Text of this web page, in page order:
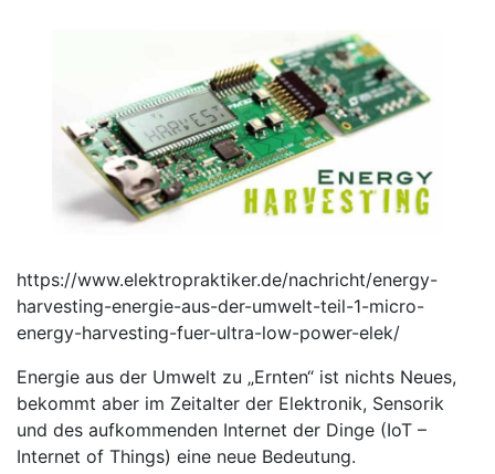
https://www.elektropraktiker.de/nachricht/energy-
harvesting-energie-aus-der-umwelt-teil-1-micro-
energy-harvesting-fuer-ultra-low-power-elek/
Energie aus der Umwelt zu „Ernten“ ist nichts Neues,
bekommt aber im Zeitalter der Elektronik, Sensorik
und des aufkommenden Internet der Dinge (IoT –
Internet of Things) eine neue Bedeutung.